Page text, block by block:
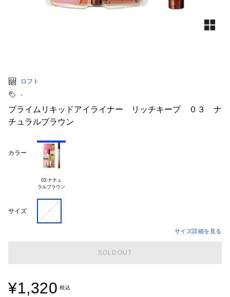
ロフト
‐
プライムリキッドアイライナー リッチキープ ０３ ナ
チュラルブラウン
カラー
03:ナチュ
サイズ -
サイズ詳細を見る
SOLDOUT
¥1,320 税込